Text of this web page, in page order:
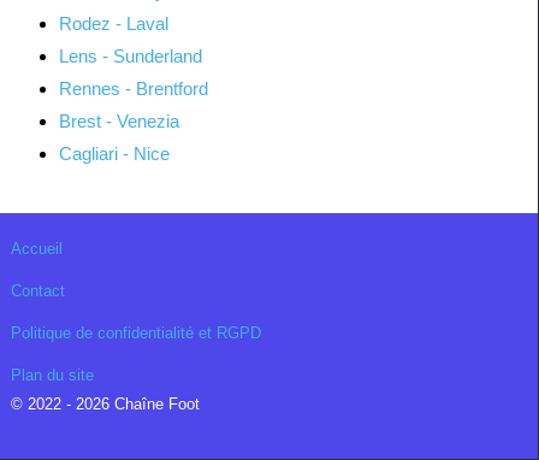
Rodez - Laval
Lens - Sunderland
Rennes - Brentford
Brest - Venezia
Cagliari - Nice
Accueil
Contact
Politique de confidentialité et RGPD
Plan du site
© 2022 - 2026 Chaîne Foot